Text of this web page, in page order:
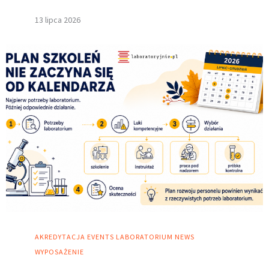
13 lipca 2026
AKREDYTACJA EVENTS LABORATORIUM NEWS
WYPOSAŻENIE